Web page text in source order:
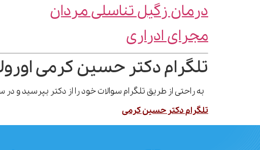
درمان زگیل تناسلی مردان
مجرای ادراری
تلگرام دکتر حسین کرمی
به راحتی از طریق تلگرام سوالات خود را از دکتر بپرسید و
تلگرام دکتر حسین کرمی